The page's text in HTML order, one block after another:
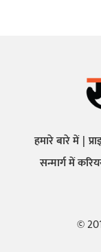
हमारे बारे में
सन्मार्ग में
©